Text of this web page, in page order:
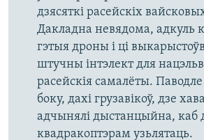
дзясяткі расейскіх
Дакладна невядома, адкуль
гэтыя дроны і ці
штучны інтэлект для
расейскія самалёты. Паводле
боку, дахі грузавікоў, дзе
адчынялі дыстанцыйна, каб
квадракоптэрам узьлятаць.